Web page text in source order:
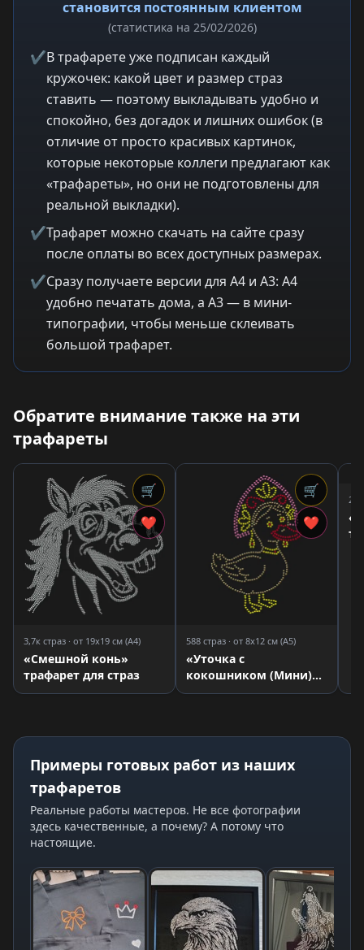
становится постоянным клиентом
(статистика на 25/02/2026)
✔В трафарете уже подписан каждый
кружочек: какой цвет и размер страз
ставить — поэтому выкладывать удобно и
спокойно, без догадок и лишних ошибок (в
отличие от просто красивых картинок,
которые некоторые коллеги предлагают как
«трафареты», но они не подготовлены для
реальной выкладки).
✔Трафарет можно скачать на сайте сразу
после оплаты во всех доступных размерах.
✔Сразу получаете версии для A4 и A3: A4
удобно печатать дома, а A3 — в мини-
типографии, чтобы меньше склеивать
большой трафарет.
Обратите внимание также на эти
трафареты
🛒
❤
3,7к страз · от 19x19 см (A4)
«Смешной конь»
трафарет для страз
🛒
❤
588 страз · от 8x12 см (A5)
«Уточка с
кокошником (Мини)»
трафарет для страз
Примеры готовых работ из наших
трафаретов
Реальные работы мастеров. Не все фотографии
здесь качественные, а почему? А потому что
настоящие.